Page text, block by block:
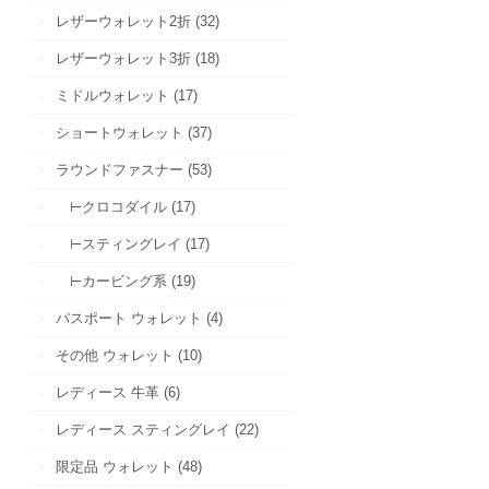
レザーウォレット2折 (32)
レザーウォレット3折 (18)
ミドルウォレット (17)
ショートウォレット (37)
ラウンドファスナー (53)
⊢クロコダイル (17)
⊢スティングレイ (17)
⊢カービング系 (19)
パスポート ウォレット (4)
その他 ウォレット (10)
レディース 牛革 (6)
レディース スティングレイ (22)
限定品 ウォレット (48)